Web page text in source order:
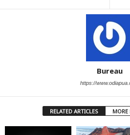
Bureau
https://
RELATED ARTICLES MORE